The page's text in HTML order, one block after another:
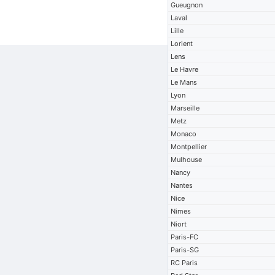
Gueugnon
Laval
Lille
Lorient
Lens
Le Havre
Le Mans
Lyon
Marseille
Metz
Monaco
Montpellier
Mulhouse
Nancy
Nantes
Nice
Nimes
Niort
Paris-FC
Paris-SG
RC Paris